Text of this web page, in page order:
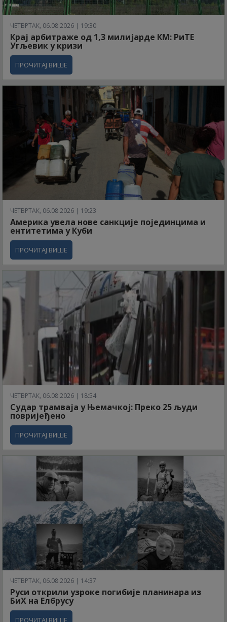
ЧЕТВРТАК, 06.08.2026 | 19:30
Крај арбитраже од 1,3 милијарде КМ: РиТЕ
Угљевик у кризи
ПРОЧИТАЈ ВИШЕ
ЧЕТВРТАК, 06.08.2026 | 19:23
Америка увела нове санкције појединцима и
ентитетима у Куби
ПРОЧИТАЈ ВИШЕ
ЧЕТВРТАК, 06.08.2026 | 18:54
Судар трамваја у Њемачкој: Преко 25 људи
повријеђено
ПРОЧИТАЈ ВИШЕ
ЧЕТВРТАК, 06.08.2026 | 14:37
Руси открили узроке погибије планинара из
БиХ на Елбрусу
ПРОЧИТАЈ ВИШЕ